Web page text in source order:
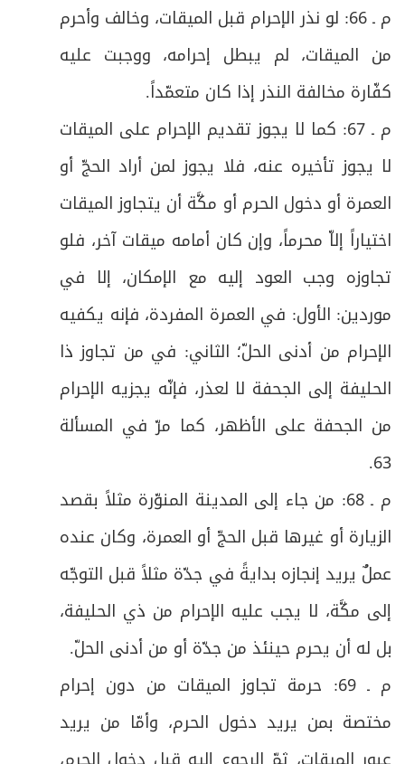
م ـ 66: لو نذر الإحرام قبل الميقات، وخالف وأحرم
من الميقات، لم يبطل إحرامه، ووجبت عليه
كفّارة مخالفة النذر إذا كان متعمّداً.
م ـ 67: كما لا يجوز تقديم الإحرام على الميقات
لا يجوز تأخيره عنه، فلا يجوز لمن أراد الحجّ أو
العمرة أو دخول الحرم أو مكَّة أن يتجاوز الميقات
اختياراً إلاّ محرماً، وإن كان أمامه ميقات آخر، فلو
تجاوزه وجب العود إليه مع الإمكان، إلا في
موردين: الأول: في العمرة المفردة، فإنه يكفيه
الإحرام من أدنى الحلّ؛ الثاني: في من تجاوز ذا
الحليفة إلى الجحفة لا لعذر، فإنّه يجزيه الإحرام
من الجحفة على الأظهر، كما مرّ في المسألة
63
.
م ـ 68: من جاء إلى المدينة المنوّرة مثلاً بقصد
الزيارة أو غيرها قبل الحجّ أو العمرة، وكان عنده
عملٌ يريد إنجازه بدايةً في جدّة مثلاً قبل التوجّه
إلى مكَّة، لا يجب عليه الإحرام من ذي الحليفة،
بل له أن يحرم حينئذ من جدّة أو من أدنى الحلّ.
م ـ 69: حرمة تجاوز الميقات من دون إحرام
مختصة بمن يريد دخول الحرم، وأمّا من يريد
ص
47 فرعٌ: في حكم إدراك الوقوفين أو أحدهما
48 فرعٌ في آداب الوقوف بمزدلفة:
ص
49
المبحث الرابع: في أعمال منى يوم العيد فيه
واجبان وفروع
ص
50 الواجب الأول: رمي جمرة العقبة
ص
51 فرعٌ: في مستحبات رمي الجمرات
ص
52
الواجب الثاني: الذبح أو النحر تفاصيل هذا
الواجب وأحكامه
53 أولاً: في صفات الهدي
ص
54 ثانياً: في شروط الذبح
ص
55
58 الواجب الثالث: الحلق أو التقصير فيه فرع
ص
59
المبحث الخامس: في واجبات مكَّة المكرّمة، وهي
خمسة.
ص
60 الفرع الأول: في طواف الحجّ وصلاته والسعي
ص
61 الفرع الثاني: في طواف النساء وصلاته
فرعٌ: في آداب الطواف والسعي